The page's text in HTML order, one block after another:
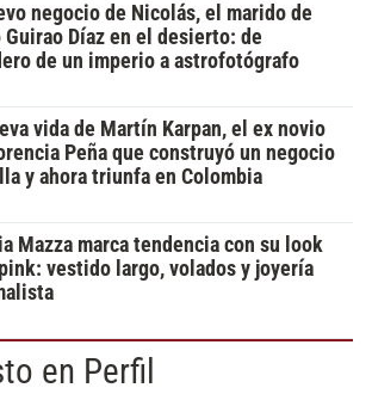
negocio de Nicolás, el marido de
Guirao Díaz en el desierto: de
de un imperio a astrofotógrafo
vida de Martín Karpan, el ex novio
Peña que construyó un negocio
y ahora triunfa en Colombia
Mazza marca tendencia con su look
vestido largo, volados y joyería
en Perfil